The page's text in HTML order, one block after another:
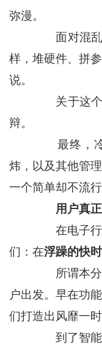
弥漫。
面对混乱局
样，堆硬件、拼
说。
关于这个问
辩。
最终，冷静
炜，以及其他管
一个简单却不流行
用户真
在电子行业
们：在浮躁的快
所谓本分，就
户出发。早在功
们打造出风靡一
到了智能机